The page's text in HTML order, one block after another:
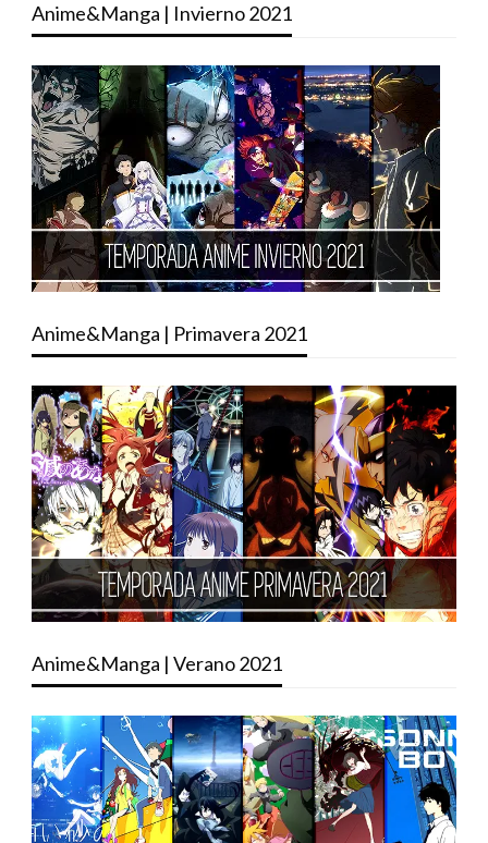
Anime&Manga | Invierno 2021
Anime&Manga | Primavera 2021
Anime&Manga | Verano 2021